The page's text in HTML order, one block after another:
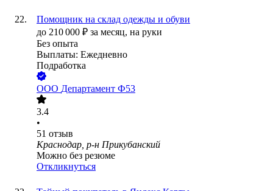
Помощник на склад одежды и обуви
до 210 000 ₽ за месяц, на руки
Без опыта
Выплаты: Ежедневно
Подработка
ООО Департамент Ф53
3.4
•
51 отзыв
Краснодар, р-н Прикубанский
Можно без резюме
Откликнуться